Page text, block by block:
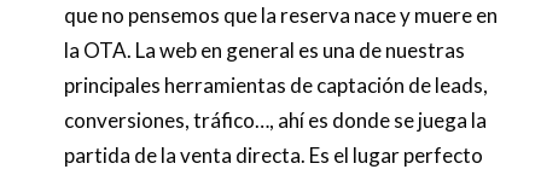
que no pensemos que la reserva nace y muere en
la OTA. La web en general es una de nuestras
principales herramientas de captación de leads,
conversiones, tráfico…, ahí es donde se juega la
partida de la venta directa. Es el lugar perfecto